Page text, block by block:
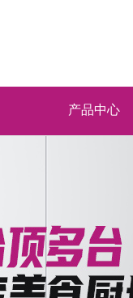
产品中心